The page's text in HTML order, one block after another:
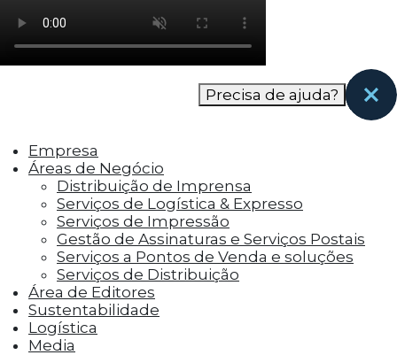
como os visitantes interagem com o site. Esses
cookies ajudam a fornecer informações sobre
as métricas do número de visitantes, taxa de
rejeição, origem do tráfego, etc.
funcionalidades, como compartilhar o
conteúdo do site em plataformas de social
media, coletar feedbacks e outros recursos de
terceiros.
Cookies Marketing
Os cookies de marketing são usados para
entregar aos visitantes anúncios
personalizados com base nas páginas que eles
visitaram antes e analisar a eficácia da
campanha publicitária.
Precisa de ajuda?
Empresa
Áreas de Negócio
Distribuição de Imprensa
Serviços de Logística & Expresso
Serviços de Impressão
Gestão de Assinaturas e Serviços Postais
Serviços a Pontos de Venda e soluções
Serviços de Distribuição
Área de Editores
Sustentabilidade
Logística
Media